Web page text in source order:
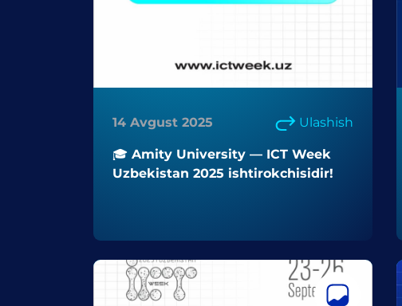
14 Avgust 2025 Ulashish
🎓 Amity University — ICT Week
Uzbekistan 2025 ishtirokchisidir!